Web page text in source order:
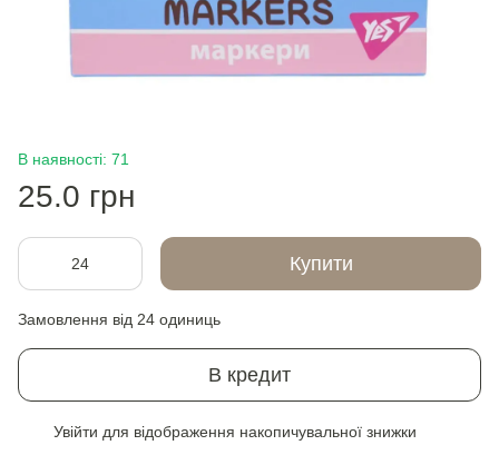
В наявності: 71
25.0 грн
Купити
Замовлення від 24 одиниць
В кредит
Увійти для відображення накопичувальної знижки